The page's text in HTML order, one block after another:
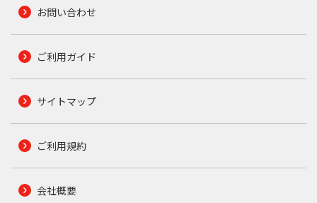
お問い合わせ
ご利用ガイド
サイトマップ
ご利用規約
会社概要